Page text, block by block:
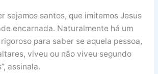
sejamos santos, que imitemos Jesus
encarnada. Naturalmente há um
para saber se aquela pessoa,
viveu ou não viveu segundo
assinala.